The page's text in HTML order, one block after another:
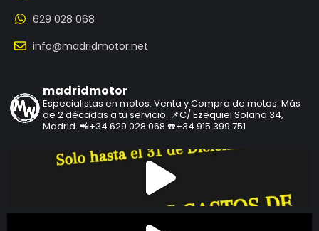
629 028 068
info@madridmotor.net
madridmotor
Especialistas en motos. Venta y Compra de motos. Más
de 2 décadas a tu servicio. 📌C/ Ezequiel Solana 34,
Madrid. 📲+34 629 028 068 ☎️+34 915 399 751